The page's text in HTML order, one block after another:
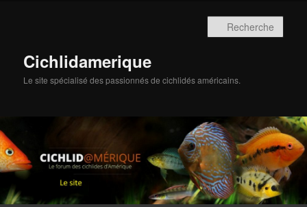
Cichlidamerique
Le site spécialisé des passionnés de cichlidés américains.